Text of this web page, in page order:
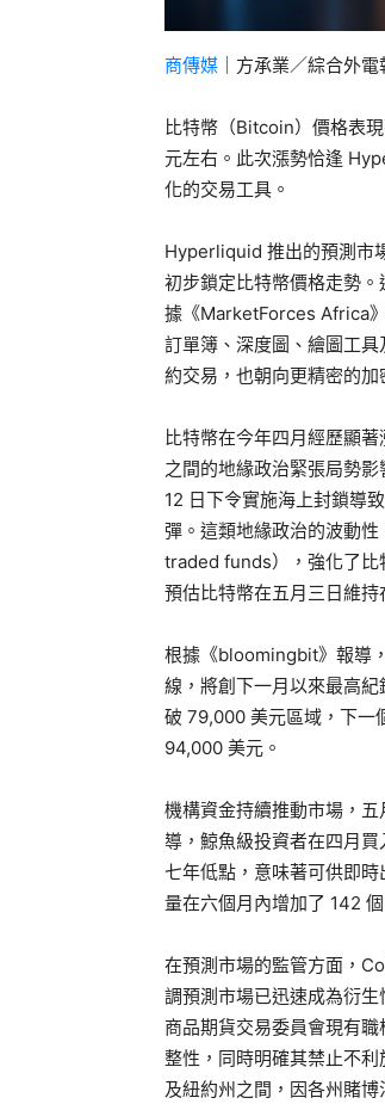
商傳媒 ｜方承業／綜合外
比特幣（Bitcoin）價格表
元左右。此次漲勢恰逢
化的交易工具。
Hyperliquid 推出的預測市
初步鎖定比特幣價格走勢
據《MarketForces Africa
訂單簿、深度圖、繪圖工
約交易，也朝向更精密的
比特幣在今年四月經歷顯
之間的地緣政治緊張局勢
12 日下令實施海上封鎖導
彈。這類地緣政治的波動
traded funds），強化了比
預估比特幣在五月三日維
根據《bloomingbit》報導
線，將創下一月以來最高
破 79,000 美元區域，下一
94,000 美元。
機構資金持續推動市場，
導，鯨魚級投資者在四月
七年低點，意味著可供即
量在六個月內增加了 142 個
在預測市場的監管方面，
調預測市場已迅速成為衍
商品期貨交易委員會現有
整性，同時明確其禁止不
及紐約州之間，因各州賭